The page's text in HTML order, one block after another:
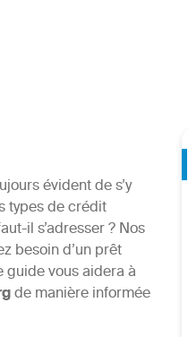
évident de s’y
types de crédit
il s’adresser ? Nos
besoin d’un prêt
vous aidera à
de manière informée